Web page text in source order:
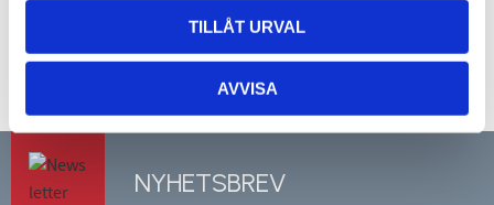
TILLÅT URVAL
AVVISA
Lägg till i favoriter
NYHETSBREV